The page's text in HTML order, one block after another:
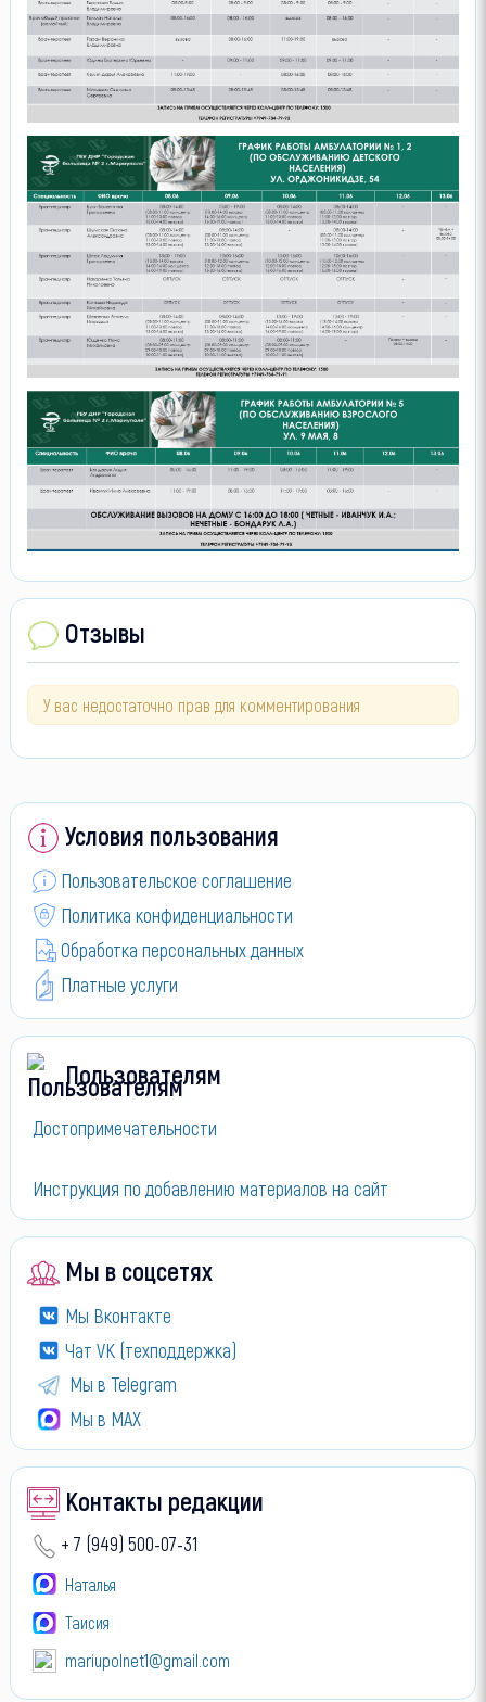
Отзывы
У вас недостаточно прав для комментирования
Условия пользования
Пользовательское соглашение
Политика конфиденциальности
Обработка персональных данных
Платные услуги
Пользователям
Достопримечательности
Инструкция по добавлению материалов на сайт
Мы в соцсетях
Мы Вконтакте
Чат VK (техподдержка)
Мы в Telegram
Мы в МАХ
Контакты редакции
+ 7 (949) 500-07-31
Наталья
Таисия
mariupolnet1@gmail.com